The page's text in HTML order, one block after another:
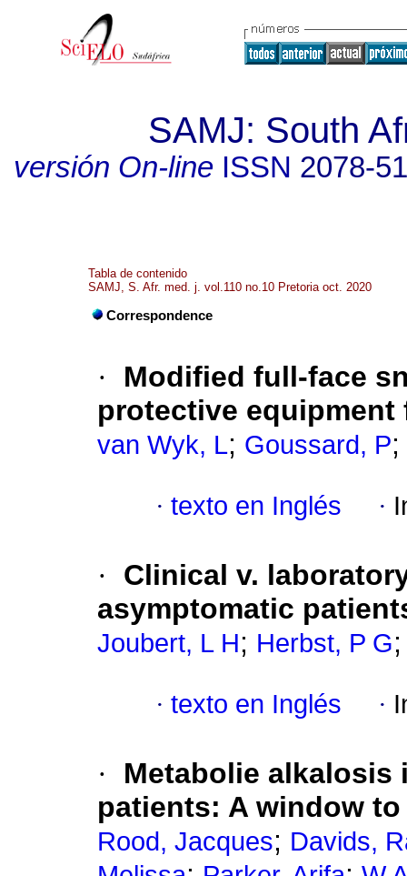
SAMJ: South
versión On-lineISSN 2078-
Tabla de contenido
SAMJ, S. Afr. med. j. vol.110 no.10 Pretoria oct. 2020
Correspondence
·
Modified full-face
protective equipment
van Wyk, L; Goussard, P;
· texto en Inglés ·
·
Clinical v.
asymptomatic
Joubert, L H; Herbst, P G
· texto en Inglés ·
·
Metabolie alkalosis
patients: A window
Rood, Jacques; Davids,